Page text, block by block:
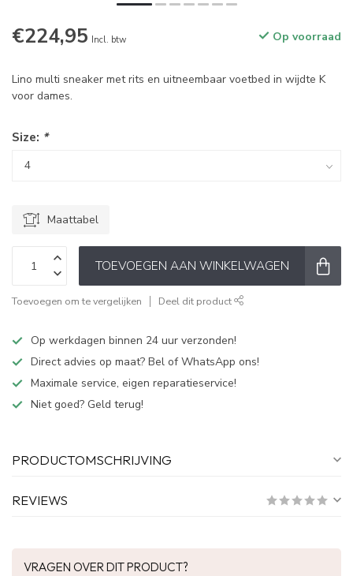
€224,95 Incl. btw Op voorraad
Lino multi sneaker met rits en uitneembaar voetbed in wijdte K
voor dames.
Size: *
Maattabel
TOEVOEGEN AAN WINKELWAGEN
Toevoegen om te vergelijken Deel dit product
Op werkdagen binnen 24 uur verzonden!
Direct advies op maat? Bel of WhatsApp ons!
Maximale service, eigen reparatieservice!
Niet goed? Geld terug!
PRODUCTOMSCHRIJVING
REVIEWS
VRAGEN OVER DIT PRODUCT?